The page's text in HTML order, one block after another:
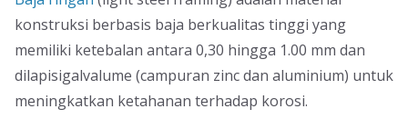
konstruksi berbasis baja berkualitas tinggi yang
memiliki ketebalan antara 0,30 hingga 1.00 mm dan
dilapisigalvalume (campuran zinc dan aluminium) untuk
meningkatkan ketahanan terhadap korosi.